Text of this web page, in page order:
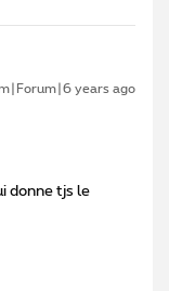
years ago
donne tjs le